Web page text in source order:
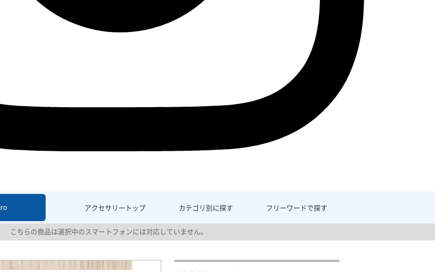
アクセサリー トップ カテゴリ別に探す フリーワードで探す
こちらの商品は選択中のスマートフォンには対応していません。